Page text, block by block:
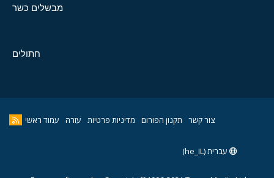
מבשלים כשר
חתולים
צור קשר תקנון הפורום מדיניות פרטיות עזרה עמוד ראשי
עברית (he_IL)